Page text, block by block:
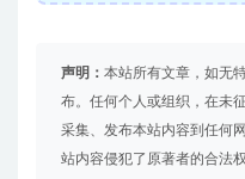
声明： 本站所有文章，如无
布。任何个人或组织，在未
采集、发布本站内容到任何
站内容侵犯了原著者的合法